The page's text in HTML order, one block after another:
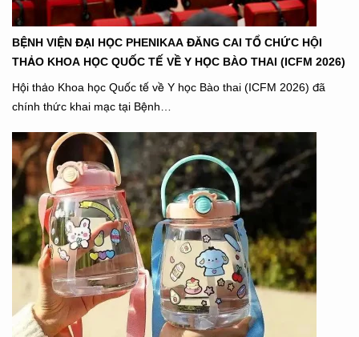
BỆNH VIỆN ĐẠI HỌC PHENIKAA ĐĂNG CAI TỔ CHỨC HỘI
THẢO KHOA HỌC QUỐC TẾ VỀ Y HỌC BÀO THAI (ICFM 2026)
Hội thảo Khoa học Quốc tế về Y học Bào thai (ICFM 2026) đã
chính thức khai mạc tại Bệnh…